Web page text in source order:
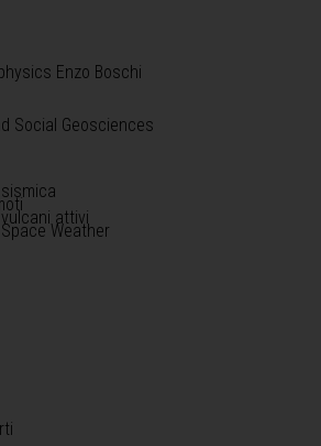
Enzo Boschi
Social Geosciences
attivi
Weather